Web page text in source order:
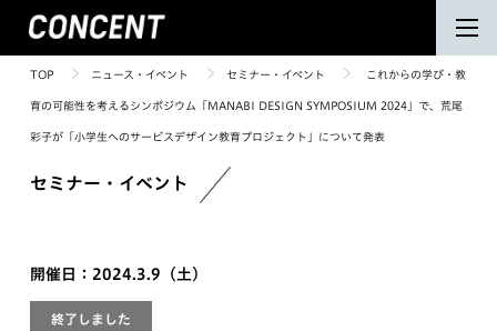
TOP ニュース・イベント セミナー・イベント これからの学び・教
育の可能性を考えるシンポジウム「MANABI DESIGN SYMPOSIUM 2024」で、荒尾
彩子が「小学生へのサービスデザイン教育プロジェクト」について発表
セミナー・イベント
開催日：2024.3.9（土）
終了しました